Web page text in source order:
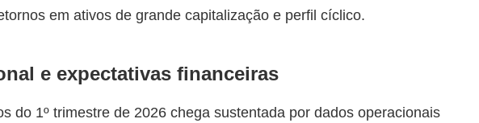
em ativos de grande capitalização e perfil cíclico.
e expectativas financeiras
do 1º trimestre de 2026 chega sustentada por dados operacionais